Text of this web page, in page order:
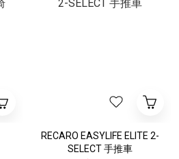
RECARO EASYLIFE ELITE 2-
SELECT 手推車